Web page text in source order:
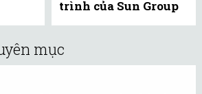
trình của Sun Group
mục